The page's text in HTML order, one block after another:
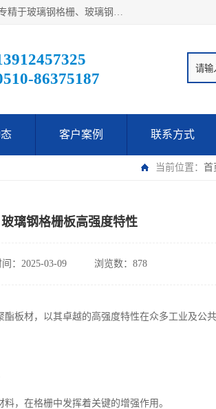
江阴市翔鼎复合材料有限公司,位于美丽富饶的中国经济百强县第一县级市的-江苏省江阴市，是一家专精于玻璃钢格栅、玻璃钢新材料,镀锌钢格板，机械设备生产制造及研发的科技型企业；公司产品已销往了世界多个国家和地区，公司人决心加倍努力愿与广大社会同仁精诚合作共创辉煌！
86375187
客户案例 联系方式
当前位置： 首
玻璃钢格栅板高强度特性
间：2025-03-09 浏览数：878
板材，以其卓越的高强度特性在众多工业及公
，在格栅中发挥着关键的增强作用。